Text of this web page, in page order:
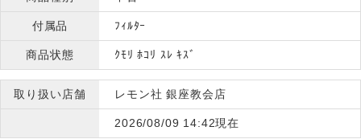
付属品 ﾌｨﾙﾀｰ
商品状態 ｸﾓﾘ ﾎｺﾘ ｽﾚ ｷｽﾞ
取り扱い店舗 レモン社 銀座教会店
2026/08/09 14:42現在